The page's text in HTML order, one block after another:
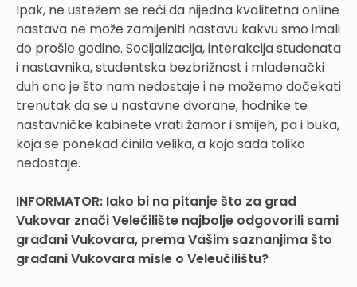
Ipak, ne ustežem se reći da nijedna kvalitetna online
nastava ne može zamijeniti nastavu kakvu smo imali
do prošle godine. Socijalizacija, interakcija studenata
i nastavnika, studentska bezbrižnost i mladenački
duh ono je što nam nedostaje i ne možemo dočekati
trenutak da se u nastavne dvorane, hodnike te
nastavničke kabinete vrati žamor i smijeh, pa i buka,
koja se ponekad činila velika, a koja sada toliko
nedostaje.
INFORMATOR: Iako bi na pitanje što za grad
Vukovar znači Velečilište najbolje odgovorili sami
građani Vukovara, prema Vašim saznanjima što
građani Vukovara misle o Veleučilištu?